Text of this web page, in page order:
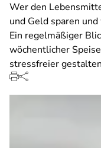
Wer den
und Geld sparen
Ein regelmäßiger
wöchentlicher
stressfreier